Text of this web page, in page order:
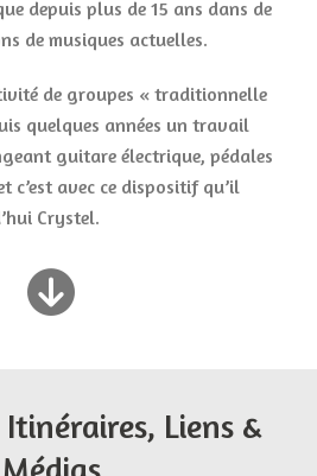
depuis plus de 15 ans dans de
de musiques actuelles.
de groupes « traditionnelle
quelques années un travail
guitare électrique, pédales
c’est avec ce dispositif qu’il
Crystel.
Liens &